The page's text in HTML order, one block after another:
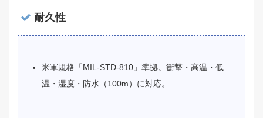
耐久性
米軍規格「MIL-STD-810」準拠。衝撃・高温・低
温・湿度・防水（100m）に対応。